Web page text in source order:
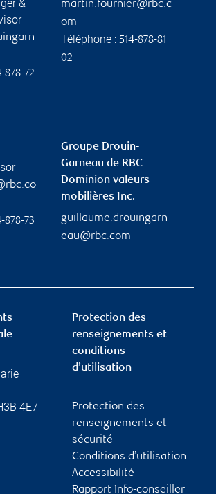
&
878-72
martin.fournier@rbc.c
om
Téléphone : 514-878-81
02
878-73
Groupe Drouin-
Garneau de RBC
Dominion valeurs
mobilières Inc.
guillaume.drouingarn
eau@rbc.com
4E7
Protection des
renseignements et
conditions
d’utilisation
Protection des
renseignements et
sécurité
Conditions d’utilisation
Accessibilité
Rapport Info-conseiller